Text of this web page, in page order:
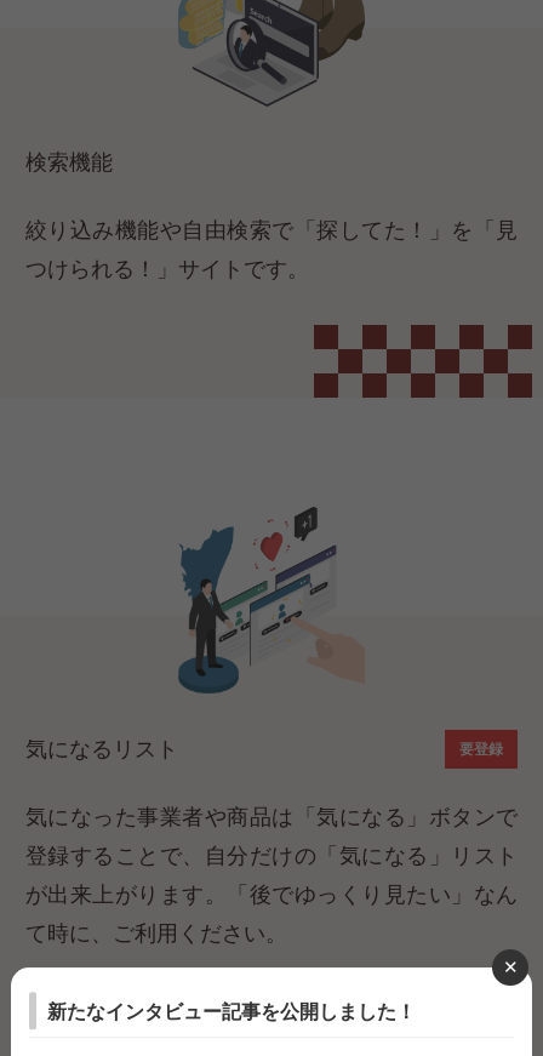
検索機能
絞り込み機能や自由検索で「探してた！」を「見
つけられる！」サイトです。​
気になるリスト
気になった事業者や商品は「気になる」ボタンで
登録することで、自分だけの「気になる」リスト
が出来上がります。「後でゆっくり見たい」なん
て時に、ご利用ください。​
新たなインタビュー記事を公開しました！